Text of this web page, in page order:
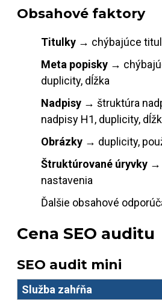
Obsahové faktory
Titulky → chýbajúce
Meta popisky →
duplicity, dĺžka
Nadpisy → štruktúra
nadpisy H1, duplicity,
Obrázky → duplicity,
Štruktúrované úryvky →
nastavenia
Ďalšie obsahové
Cena SEO auditu
SEO audit mini
Služba zahŕňa